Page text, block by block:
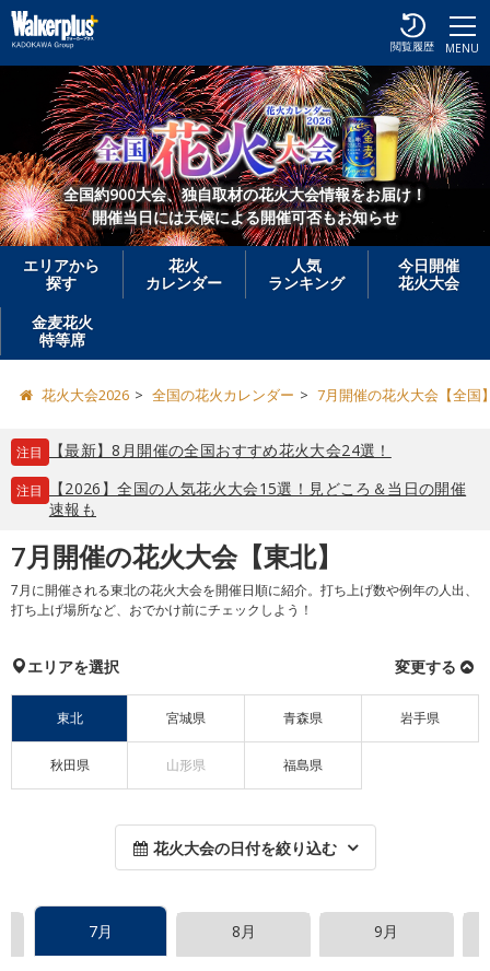
MENU
閲覧履歴
全国約900大会、独自取材の花火大会情報をお届け！
開催当日には天候による開催可否もお知らせ
エリアから
探す
花火
カレンダー
人気
ランキング
今日開催
花火大会
金麦花火
特等席
花火大会2026 全国の花火カレンダー 7月開催の花火大会【全国
注目 【最新】8月開催の全国おすすめ花火大会24選！
注目
【2026】全国の人気花火大会15選！見どころ＆当日の開催
速報も
7月開催の花火大会【東北】
7月に開催される東北の花火大会を開催日順に紹介。打ち上げ数や例年の人出、
打ち上げ場所など、おでかけ前にチェックしよう！
エリアを選択 変更する
東北 宮城県 青森県 岩手県
秋田県 山形県 福島県
花火大会の日付を絞り込む
7月 8月 9月